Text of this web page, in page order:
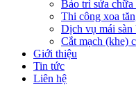
Bảo trì sửa chữa
Thi công xoa
Dịch vụ mái sàn
Cắt mạch (khe)
Giới thiệu
Tin tức
Liên hệ